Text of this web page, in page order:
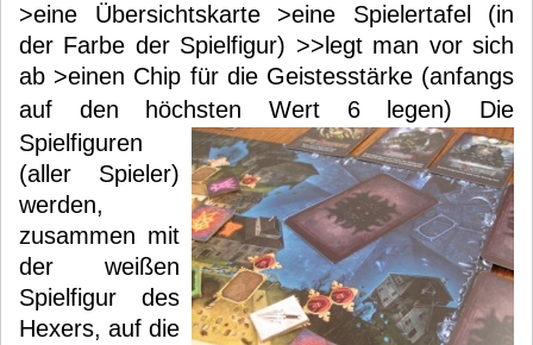
>eine Übersichtskarte >eine Spielertafel (in
der Farbe der Spielfigur) >>legt man vor sich
ab >einen Chip für die Geistesstärke (anfangs
auf den höchsten Wert 6 legen) Die
Spielfiguren
(aller Spieler)
werden,
zusammen mit
der weißen
Spielfigur des
Hexers, auf die